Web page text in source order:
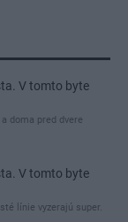
V tomto byte
doma pred dvere
V tomto byte
línie vyzerajú super.